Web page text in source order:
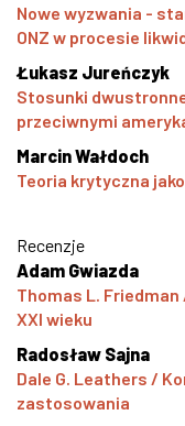
Nowe wyzwania -
ONZ w procesie
Łukasz Jureńczyk
Stosunki
przeciwnymi
Marcin Wałdoch
Teoria krytyczna
Recenzje
Adam Gwiazda
Thomas L.
XXI wieku
Radosław Sajna
Dale G. Leathers /
zastosowania